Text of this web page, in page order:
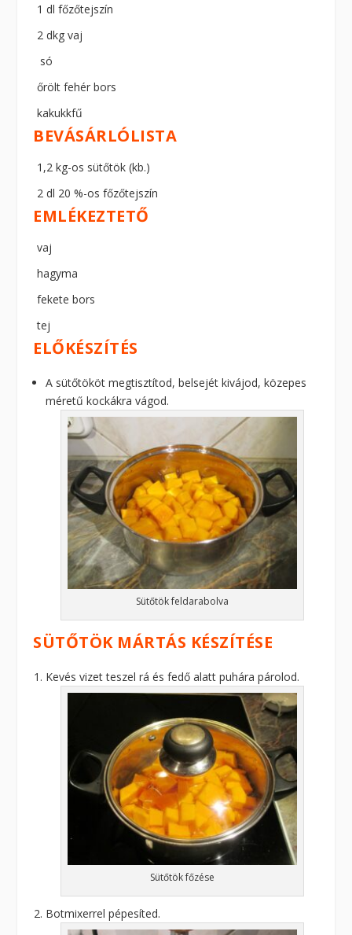
1 dl főzőtejszín
2 dkg vaj
só
őrölt fehér bors
kakukkfű
BEVÁSÁRLÓLISTA
1,2 kg-os sütőtök (kb.)
2 dl 20 %-os főzőtejszín
EMLÉKEZTETŐ
vaj
hagyma
fekete bors
tej
ELŐKÉSZÍTÉS
A sütőtököt megtisztítod, belsejét kivájod, közepes
méretű kockákra vágod.
Sütőtök feldarabolva
SÜTŐTÖK MÁRTÁS KÉSZÍTÉSE
Kevés vizet teszel rá és fedő alatt puhára párolod.
Sütőtök főzése
Botmixerrel pépesíted.